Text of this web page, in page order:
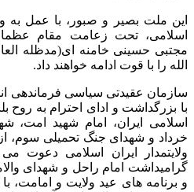
این ملت بصیر و صبور، با عمل به
اسلامی، تحت زعامت مقام
مجتبی حسینی خامنه ای(مدظله
الله را با قوت ادامه خواهند داد.
سازمان عقیدتی سیاسی فرماندهی
با بزرگداشت و ادای احترام به روح
خرداد و شهدای جنگ تحمیلی سوم،
ولایتمدار ایران اسلامی دعوت
و برنامه های عید ولایت و امامت،